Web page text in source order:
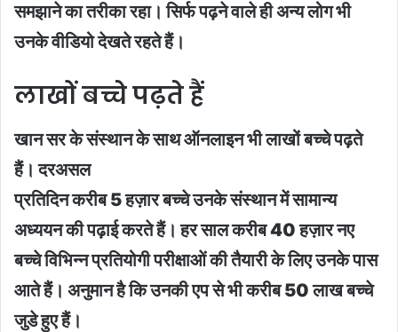
समझाने का तरीका रहा। सिर्फ पढ़ने वाले ही अन्य लोग भी
उनके वीडियो देखते रहते हैं।
लाखों बच्चे पढ़ते हैं
खान सर के संस्थान के साथ ऑनलाइन भी लाखों बच्चे पढ़ते
हैं। दरअसल
प्रतिदिन करीब 5 हज़ार बच्चे उनके संस्थान में सामान्य
अध्ययन की पढ़ाई करते हैं। हर साल करीब 40 हज़ार नए
बच्चे विभिन्न प्रतियोगी परीक्षाओं की तैयारी के लिए उनके पास
आते हैं। अनुमान है कि उनकी एप से भी करीब 50 लाख बच्चे
जुडे हुए हैं।